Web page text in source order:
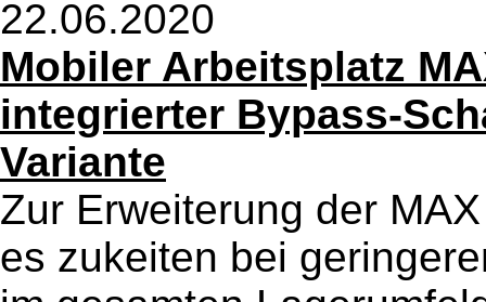
22.06.2020
Mobiler Arbeitsplatz
integrierter Bypass-
Variante
Zur Erweiterung der
es zukeiten bei